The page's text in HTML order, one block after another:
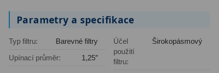
Rotátory
Parametry a specifikace
Typ filtru:
Barevné filtry
Upínací průměr:
1,25″
Účel
použití
filtru:
Širokopásmový